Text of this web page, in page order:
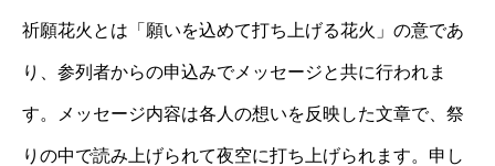
祈願花火とは「願いを込めて打ち上げる花火」の意であ
り、参列者からの申込みでメッセージと共に行われま
す。メッセージ内容は各人の想いを反映した文章で、祭
りの中で読み上げられて夜空に打ち上げられます。申し